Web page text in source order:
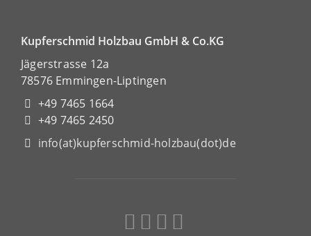
Kupferschmid Holzbau GmbH & Co.KG
Jägerstrasse 12a
78576 Emmingen-Liptingen
+49 7465 1664
+49 7465 2450
info(at)kupferschmid-holzbau(dot)de